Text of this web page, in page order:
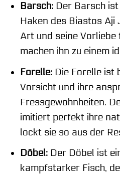
Barsch:Der Barsch ist
Haken des Biastos Aji
Art und seine Vorliebe
machen ihn zu einem
Forelle:Die Forelle ist
Vorsicht und ihre
Fressgewohnheiten.
imitiert perfekt ihre
lockt sie so aus der
Döbel:Der Döbel ist
kampfstarker Fisch,